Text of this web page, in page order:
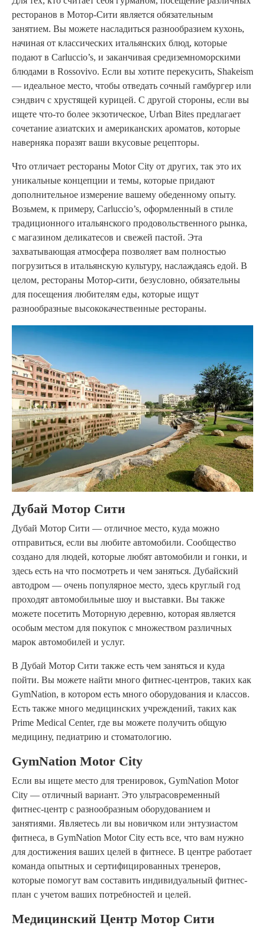
ресторанов в Мотор-Сити является обязательным
занятием. Вы можете насладиться разнообразием кухонь,
начиная от классических итальянских блюд, которые
подают в Carluccio’s, и заканчивая средиземноморскими
блюдами в Rossovivo. Если вы хотите перекусить, Shakeism
— идеальное место, чтобы отведать сочный гамбургер или
сэндвич с хрустящей курицей. С другой стороны, если вы
ищете что-то более экзотическое, Urban Bites предлагает
сочетание азиатских и американских ароматов, которые
наверняка поразят ваши вкусовые рецепторы.
Что отличает рестораны Motor City от других, так это их
уникальные концепции и темы, которые придают
дополнительное измерение вашему обеденному опыту.
Возьмем, к примеру, Carluccio’s, оформленный в стиле
традиционного итальянского продовольственного рынка,
с магазином деликатесов и свежей пастой. Эта
захватывающая атмосфера позволяет вам полностью
погрузиться в итальянскую культуру, наслаждаясь едой. В
целом, рестораны Мотор-сити, безусловно, обязательны
для посещения любителям еды, которые ищут
разнообразные высококачественные рестораны.
Дубай Мотор Сити
Дубай Мотор Сити — отличное место, куда можно
отправиться, если вы любите автомобили. Сообщество
создано для людей, которые любят автомобили и гонки, и
здесь есть на что посмотреть и чем заняться. Дубайский
автодром — очень популярное место, здесь круглый год
проходят автомобильные шоу и выставки. Вы также
можете посетить Моторную деревню, которая является
особым местом для покупок с множеством различных
марок автомобилей и услуг.
В Дубай Мотор Сити также есть чем заняться и куда
пойти. Вы можете найти много фитнес-центров, таких как
GymNation, в котором есть много оборудования и классов.
Есть также много медицинских учреждений, таких как
Prime Medical Center, где вы можете получить общую
медицину, педиатрию и стоматологию.
GymNation Motor City
Если вы ищете место для тренировок, GymNation Motor
City — отличный вариант. Это ультрасовременный
фитнес-центр с разнообразным оборудованием и
занятиями. Являетесь ли вы новичком или энтузиастом
фитнеса, в GymNation Motor City есть все, что вам нужно
для достижения ваших целей в фитнесе. В центре работает
команда опытных и сертифицированных тренеров,
которые помогут вам составить индивидуальный фитнес-
план с учетом ваших потребностей и целей.
Медицинский Центр Мотор Сити